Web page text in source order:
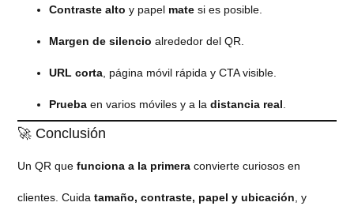
Contraste alto y papel mate si es posible.
Margen de silencio alrededor del QR.
URL corta , página móvil rápida y CTA visible.
Prueba en varios móviles y a ladistancia real
🚀 Conclusión
Un QR quefunciona a la primera convierte curiosos en
clientes. Cuidatamaño, contraste, papel y ubicación , y